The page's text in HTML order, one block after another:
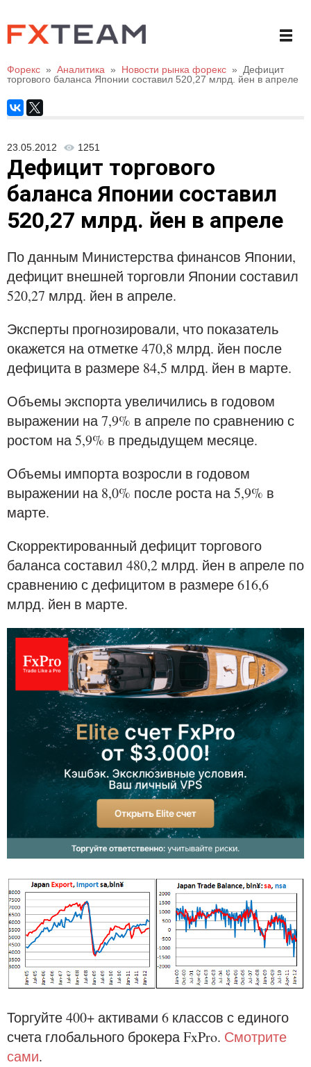
Форекс » Аналитика » Новости рынка форекс »
Дефицит
торгового баланса Японии составил 520,27 млрд. йен в апреле
23.05.2012 1251
Дефицит торгового
баланса Японии составил
520,27 млрд. йен в апреле
По данным Министерства финансов Японии,
дефицит внешней торговли Японии составил
520,27 млрд. йен в апреле.
Эксперты прогнозировали, что показатель
окажется на отметке 470,8 млрд. йен после
дефицита в размере 84,5 млрд. йен в марте.
Объемы экспорта увеличились в годовом
выражении на 7,9% в апреле по сравнению с
ростом на 5,9% в предыдущем месяце.
Объемы импорта возросли в годовом
выражении на 8,0% после роста на 5,9% в
марте.
Скорректированный дефицит торгового
баланса составил 480,2 млрд. йен в апреле по
сравнению с дефицитом в размере 616,6
млрд. йен в марте.
Торгуйте 400+ активами 6 классов с единого
счета глобального брокера FxPro. Смотрите
сами.